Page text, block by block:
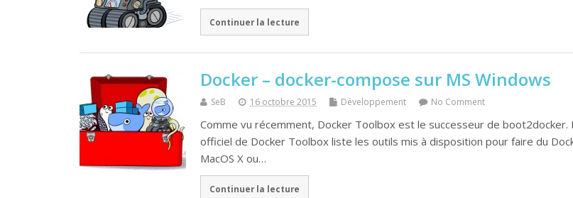
Continuer la lecture
Docker – docker-compose sur MS Windows
SeB 16 octobre 2015 Développement No Comment
Comme vu récemment, Docker Toolbox est le successeur de boot2docker.
officiel de Docker Toolbox liste les outils mis à disposition pour faire du
MacOS X ou…
Continuer la lecture